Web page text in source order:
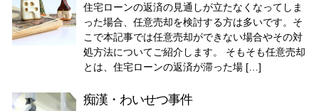
住宅ローンの返済の見通しが立たなくなってしま
った場合、任意売却を検討する方は多いです。そ
こで本記事では任意売却ができない場合やその対
処方法についてご紹介します。 そもそも任意売却
とは、住宅ローンの返済が滞った場 […]
痴漢・わいせつ事件